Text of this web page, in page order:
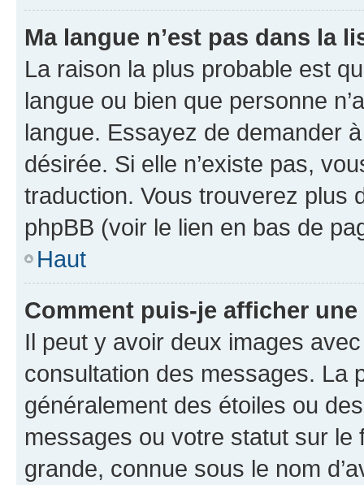
Ma langue n’est pas dans la
La raison la plus probable est
langue ou bien que personne
langue. Essayez de demander
désirée. Si elle n’existe pas,
traduction. Vous trouverez plus
phpBB (voir le lien en bas de
Haut
Comment puis-je afficher
Il peut y avoir deux images
consultation des messages. La
généralement des étoiles ou
messages ou votre statut sur
grande, connue sous le nom